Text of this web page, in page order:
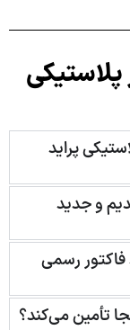
پلاستیکی
پراید
و جدید
فاکتور رسمی
تأمین می‌کند؟